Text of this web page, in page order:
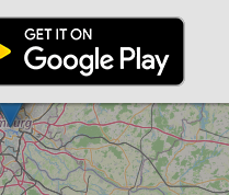
PARTNER